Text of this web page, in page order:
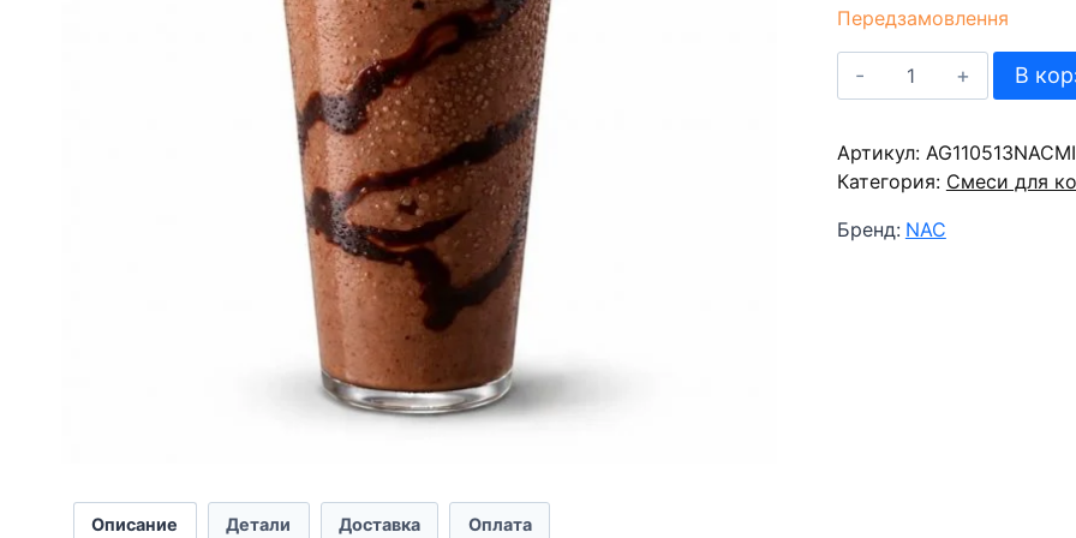
Передзамовлення
Количество
товара
для
молочного
NAC
В
Артикул:
Категория: Смеси для
Бренд: NAC
Описание Детали Доставка Оплата